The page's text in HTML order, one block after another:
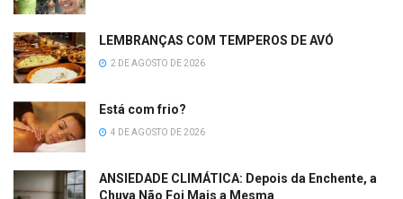
LEMBRANÇAS COM TEMPEROS DE AVÓ
2 DE AGOSTO DE 2026
Está com frio?
4 DE AGOSTO DE 2026
ANSIEDADE CLIMÁTICA: Depois da Enchente, a
Chuva Não Foi Mais a Mesma